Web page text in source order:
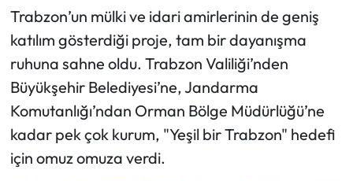
Trabzon’un mülki ve idari amirlerinin de geniş
katılım gösterdiği proje, tam bir dayanışma
ruhuna sahne oldu. Trabzon Valiliği’nden
Büyükşehir Belediyesi’ne, Jandarma
Komutanlığı’ndan Orman Bölge Müdürlüğü’ne
kadar pek çok kurum, "Yeşil bir Trabzon" hedefi
için omuz omuza verdi.